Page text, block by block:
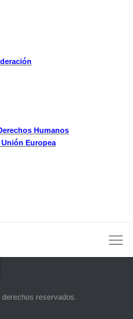
Humanos
Europea
reservados.